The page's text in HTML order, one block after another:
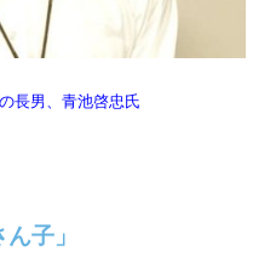
長男、青池啓忠氏
子」